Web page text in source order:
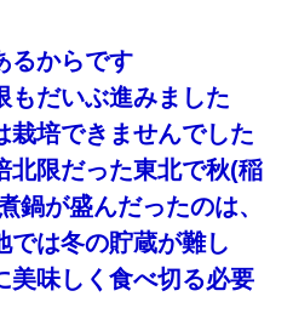
るからです
もだいぶ進みました
栽培できませんでした
北限だった東北で秋(稲
鍋が盛んだったのは、
では冬の貯蔵が難し
美味しく食べ切る必要